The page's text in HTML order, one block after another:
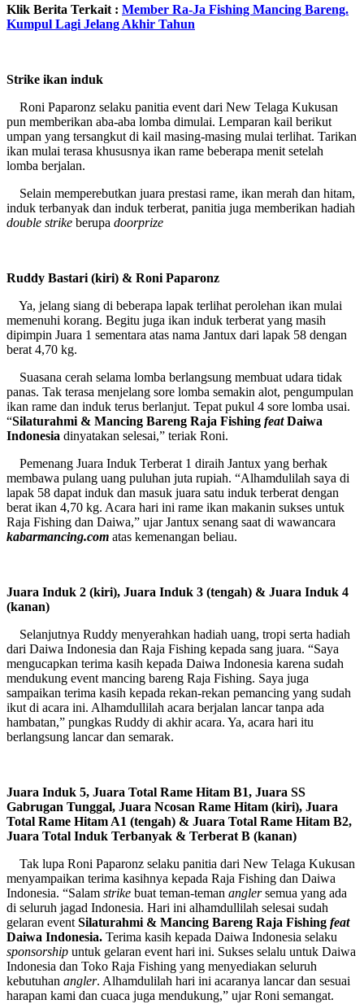
Klik Berita Terkait : Member Ra-Ja Fishing Mancing Bareng.
Kumpul Lagi Jelang Akhir Tahun
Strike ikan induk
Roni Paparonz selaku panitia event dari New Telaga Kukusan
pun memberikan aba-aba lomba dimulai. Lemparan kail berikut
umpan yang tersangkut di kail masing-masing mulai terlihat. Tarikan
ikan mulai terasa khususnya ikan rame beberapa menit setelah
lomba berjalan.
Selain memperebutkan juara prestasi rame, ikan merah dan hitam,
induk terbanyak dan induk terberat, panitia juga memberikan hadiah
double strike berupa doorprize
Ruddy Bastari (kiri) & Roni Paparonz
Ya, jelang siang di beberapa lapak terlihat perolehan ikan mulai
memenuhi korang. Begitu juga ikan induk terberat yang masih
dipimpin Juara 1 sementara atas nama Jantux dari lapak 58 dengan
berat 4,70 kg.
Suasana cerah selama lomba berlangsung membuat udara tidak
panas. Tak terasa menjelang sore lomba semakin alot, pengumpulan
ikan rame dan induk terus berlanjut. Tepat pukul 4 sore lomba usai.
“Silaturahmi & Mancing Bareng Raja Fishing featDaiwa
Indonesia dinyatakan selesai,” teriak Roni.
Pemenang Juara Induk Terberat 1 diraih Jantux yang berhak
membawa pulang uang puluhan juta rupiah. “Alhamdulilah saya di
lapak 58 dapat induk dan masuk juara satu induk terberat dengan
berat ikan 4,70 kg. Acara hari ini rame ikan makanin sukses untuk
Raja Fishing dan Daiwa,” ujar Jantux senang saat di wawancara
kabarmancing.com atas kemenangan beliau.
Juara Induk 2 (kiri), Juara Induk 3 (tengah) & Juara Induk 4
(kanan)
Selanjutnya Ruddy menyerahkan hadiah uang, tropi serta hadiah
dari Daiwa Indonesia dan Raja Fishing kepada sang juara. “Saya
mengucapkan terima kasih kepada Daiwa Indonesia karena sudah
mendukung event mancing bareng Raja Fishing. Saya juga
sampaikan terima kasih kepada rekan-rekan pemancing yang sudah
ikut di acara ini. Alhamdullilah acara berjalan lancar tanpa ada
hambatan,” pungkas Ruddy di akhir acara. Ya, acara hari itu
berlangsung lancar dan semarak.
Juara Induk 5, Juara Total Rame Hitam B1, Juara SS
Gabrugan Tunggal, Juara Ncosan Rame Hitam (kiri), Juara
Total Rame Hitam A1 (tengah) & Juara Total Rame Hitam B2,
Juara Total Induk Terbanyak & Terberat B (kanan)
Tak lupa Roni Paparonz selaku panitia dari New Telaga Kukusan
menyampaikan terima kasihnya kepada Raja Fishing dan Daiwa
Indonesia. “Salam strike buat teman-teman anglersemua yang ada
di seluruh jagad Indonesia. Hari ini alhamdullilah selesai sudah
gelaran event Silaturahmi & Mancing Bareng Raja Fishing feat
Daiwa Indonesia. Terima kasih kepada Daiwa Indonesia selaku
sponsorship untuk gelaran event hari ini. Sukses selalu untuk Daiwa
Indonesia dan Toko Raja Fishing yang menyediakan seluruh
kebutuhan angler. Alhamdulilah hari ini acaranya lancar dan sesuai
harapan kami dan cuaca juga mendukung,” ujar Roni semangat.